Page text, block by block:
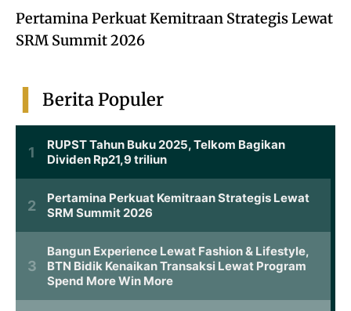
Pertamina Perkuat Kemitraan Strategis Lewat
SRM Summit 2026
Berita Populer